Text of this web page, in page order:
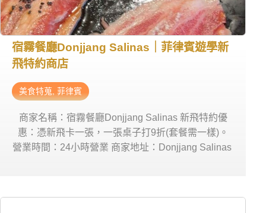
宿霧餐廳Donjjang Salinas｜菲律賓遊學新
飛特約商店
美食特蒐, 菲律賓
商家名稱：宿霧餐廳Donjjang Salinas 新飛特約優
惠：憑新飛卡一張，一張桌子打9折(套餐需一樣)。
營業時間：24小時營業 商家地址：Donjjang Salinas